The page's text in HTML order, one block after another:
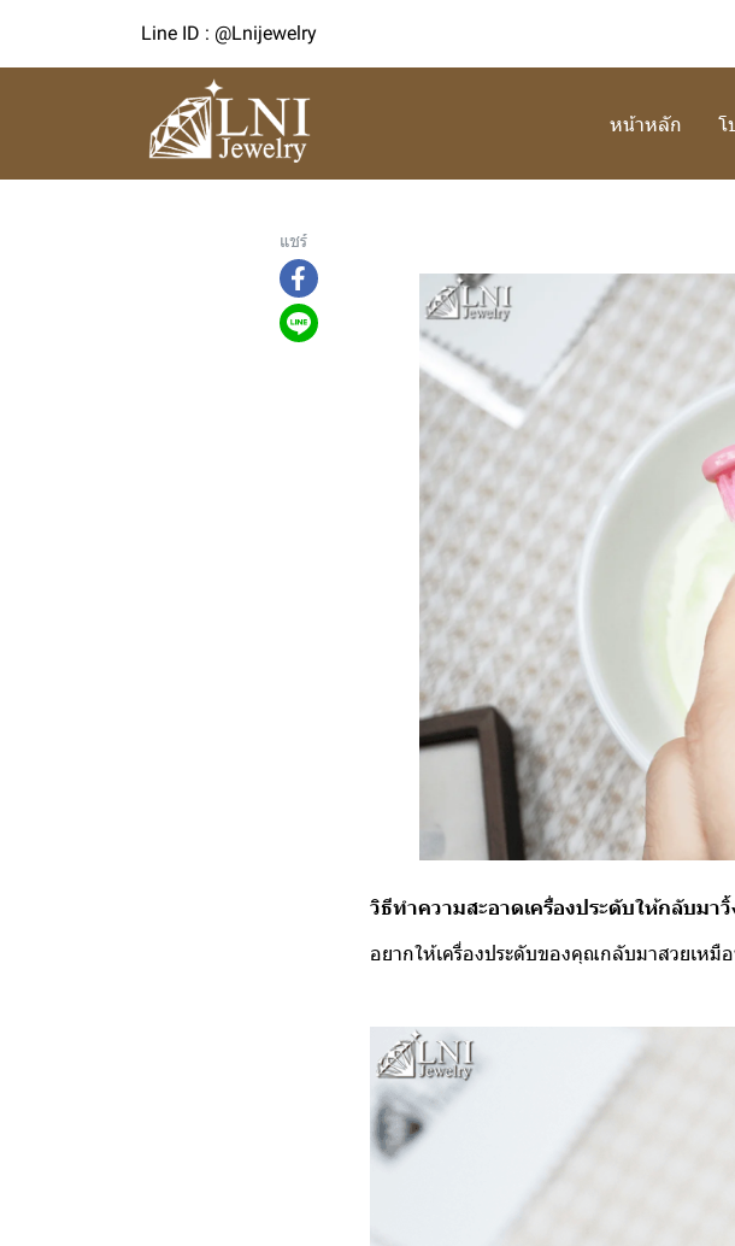
Line ID : @Lnijewelry
หน้าหลัก โ
แชร์
วิธีทำความสะอาดเครื่องประดับให้กลับมาวิ้
อยากให้เครื่องประดับของคุณกลับมาสวยเหมื